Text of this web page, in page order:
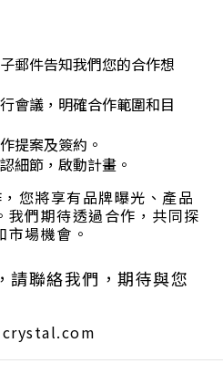
郵件告知我們您的合作想
會議，明確合作範圍和目
提案及簽約。
細節，啟動計畫。
您將享有品牌曝光、產品
我們期待透過合作，共同探
場機會。
請聯絡我們，期待與您